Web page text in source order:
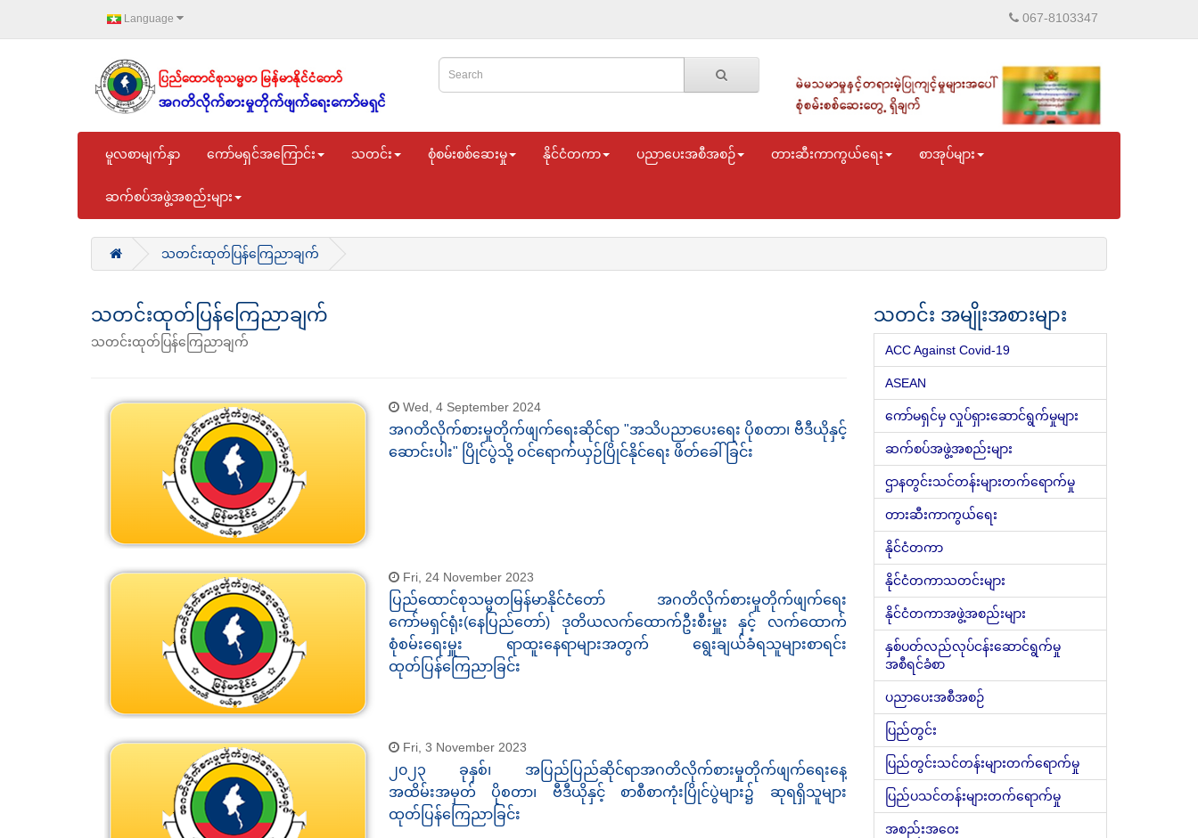
Language 067-8103347
မူလစာမျက်နှာ ကော်မရှင်အကြောင်း သတင်း စုံစမ်းစစ်ဆေးမှု နိုင်ငံတကာ ပညာပေးအစီအစဉ် တားဆီးကာကွယ်ရေး စာအုပ်များ
ဆက်စပ်အဖွဲ့အစည်းများ
သတင်းထုတ်ပြန်ကြေညာချက်
သတင်းထုတ်ပြန်ကြေညာချက်
သတင်းထုတ်ပြန်ကြေညာချက်
Wed, 4 September 2024
အဂတိလိုက်စားမှုတိုက်ဖျက်ရေးဆိုင်ရာ "အသိပညာပေးရေး ပိုစတာ၊ ဗီဒီယိုနှင့်
ဆောင်းပါး" ပြိုင်ပွဲသို့ ဝင်ရောက်ယှဉ်ပြိုင်နိုင်ရေး ဖိတ်ခေါ်ခြင်း
Fri, 24 November 2023
ပြည်ထောင်စုသမ္မတမြန်မာနိုင်ငံတော် အဂတိလိုက်စားမှုတိုက်ဖျက်ရေး
ကော်မရှင်ရုံး(နေပြည်တော်) ဒုတိယလက်ထောက်ဦးစီးမှူး နှင့် လက်ထောက်
စုံစမ်းရေးမှူး ရာထူးနေရာများအတွက် ရွေးချယ်ခံရသူများစာရင်း
ထုတ်ပြန်ကြေညာခြင်း
Fri, 3 November 2023
၂၀၂၃ ခုနှစ်၊ အပြည်ပြည်ဆိုင်ရာအဂတိလိုက်စားမှုတိုက်ဖျက်ရေးနေ့
အထိမ်းအမှတ် ပိုစတာ၊ ဗီဒီယိုနှင့် စာစီစာကုံးပြိုင်ပွဲများ၌ ဆုရရှိသူများ
ထုတ်ပြန်ကြေညာခြင်း
သတင်း အမျိုးအစားများ
ACC Against Covid-19
ASEAN
ကော်မရှင်မှ လှုပ်ရှားဆောင်ရွက်မှုများ
ဆက်စပ်အဖွဲ့အစည်းများ
ဌာနတွင်းသင်တန်းများတက်ရောက်မှု
တားဆီးကာကွယ်ရေး
နိုင်ငံတကာ
နိုင်ငံတကာသတင်းများ
နိုင်ငံတကာအဖွဲ့အစည်းများ
နှစ်ပတ်လည်လုပ်ငန်းဆောင်ရွက်မှု
အစီရင်ခံစာ
ပညာပေးအစီအစဉ်
ပြည်တွင်း
ပြည်တွင်းသင်တန်းများတက်ရောက်မှု
ပြည်ပသင်တန်းများတက်ရောက်မှု
အစည်းအဝေး